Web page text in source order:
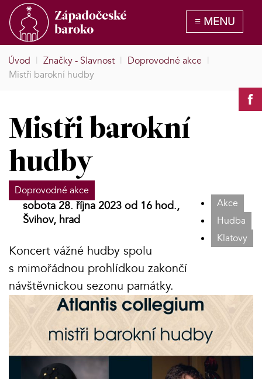
Úvod | Značky - Slavnost | Doprovodné akce |
Mistři barokní hudby
Mistři barokní
hudby
Doprovodné akce
Akce
Hudba
Klatovy
sobota 28. října 2023 od 16 hod.,
Švihov, hrad
Koncert vážné hudby spolu
s mimořádnou prohlídkou zakončí
návštěvnickou sezonu památky.